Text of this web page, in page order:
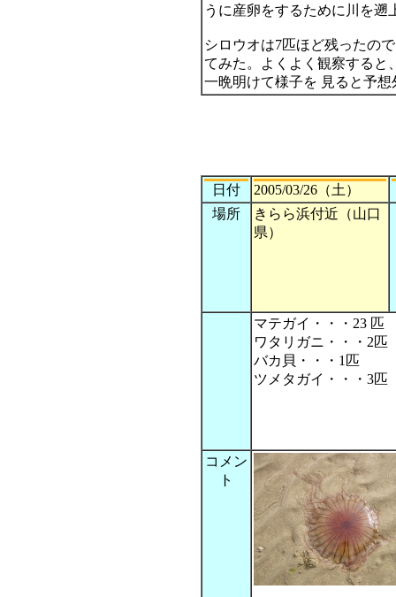
うに産卵をするために川を
シロウオは7匹ほど残ったの
てみた。よくよく観察すると
一晩明けて様子を 見ると予
日付
2005/03/26（土）
場所
きらら浜付近（山口
県）
マテガイ・・・23 匹
ワタリガニ・・・2匹
バカ貝・・・1匹
ツメタガイ・・・3匹
コメン
ト